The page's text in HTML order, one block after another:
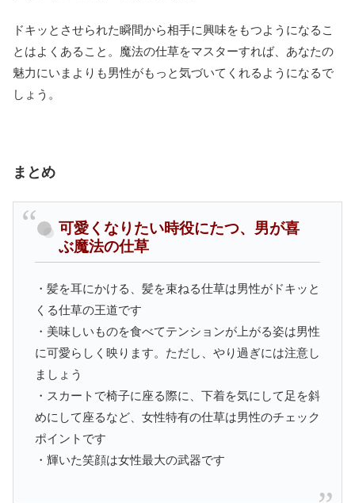
ドキッとさせられた瞬間から相手に興味をもつようになるこ
とはよくあること。魔法の仕草をマスターすれば、あなたの
魅力にいまよりも男性がもっと気づいてくれるようになるで
しょう。
まとめ
可愛くなりたい時役にたつ、男が喜
ぶ魔法の仕草
・髪を耳にかける、髪を束ねる仕草は男性がドキッと
くる仕草の王道です
・美味しいものを食べてテンションが上がる姿は男性
に可愛らしく映ります。ただし、やり過ぎには注意し
ましょう
・スカートで椅子に座る際に、下着を気にして足を斜
めにして座るなど、女性特有の仕草は男性のチェック
ポイントです
・輝いた笑顔は女性最大の武器です